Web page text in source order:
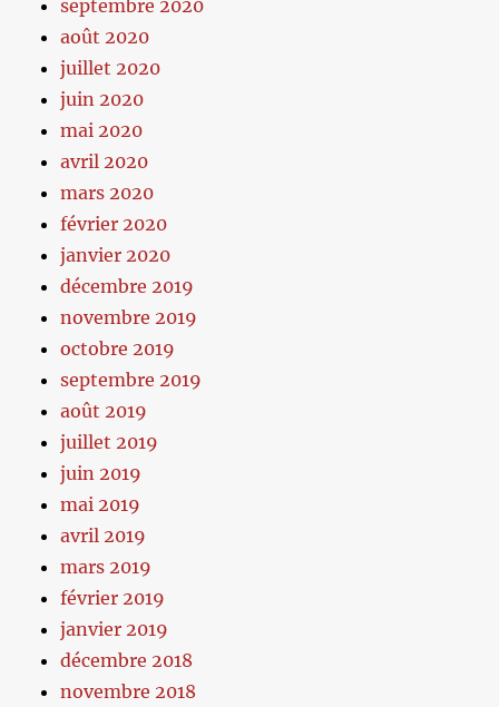
septembre 2020
août 2020
juillet 2020
juin 2020
mai 2020
avril 2020
mars 2020
février 2020
janvier 2020
décembre 2019
novembre 2019
octobre 2019
septembre 2019
août 2019
juillet 2019
juin 2019
mai 2019
avril 2019
mars 2019
février 2019
janvier 2019
décembre 2018
novembre 2018